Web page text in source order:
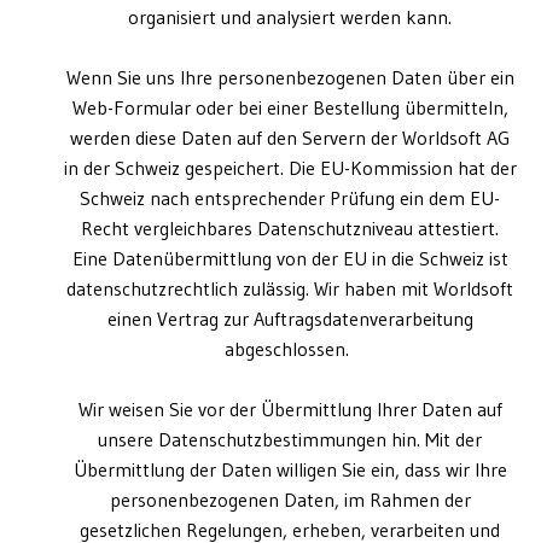
organisiert und analysiert werden kann.
Wenn Sie uns Ihre personenbezogenen Daten über ein
Web-Formular oder bei einer Bestellung übermitteln,
werden diese Daten auf den Servern der Worldsoft AG
in der Schweiz gespeichert. Die EU-Kommission hat der
Schweiz nach entsprechender Prüfung ein dem EU-
Recht vergleichbares Datenschutzniveau attestiert.
Eine Datenübermittlung von der EU in die Schweiz ist
datenschutzrechtlich zulässig. Wir haben mit Worldsoft
einen Vertrag zur Auftragsdatenverarbeitung
abgeschlossen.
Wir weisen Sie vor der Übermittlung Ihrer Daten auf
unsere Datenschutzbestimmungen hin. Mit der
Übermittlung der Daten willigen Sie ein, dass wir Ihre
personenbezogenen Daten, im Rahmen der
gesetzlichen Regelungen, erheben, verarbeiten und